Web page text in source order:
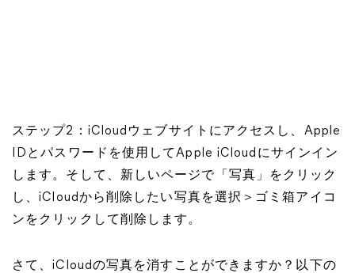
ステップ2：iCloudウェブサイトにアクセスし、Apple
IDとパスワードを使用してApple iCloudにサインイン
します。そして、新しいページで「写真」をクリック
し、iCloudから削除したい写真を選択＞ゴミ箱アイコ
ンをクリックして削除します。
さて、iCloudの写真を消すことができますか？以下の